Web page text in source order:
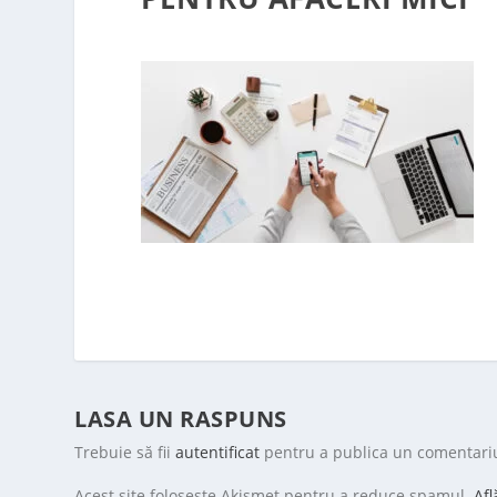
LASA UN RASPUNS
Trebuie să fiiautentificat pentru a publica un